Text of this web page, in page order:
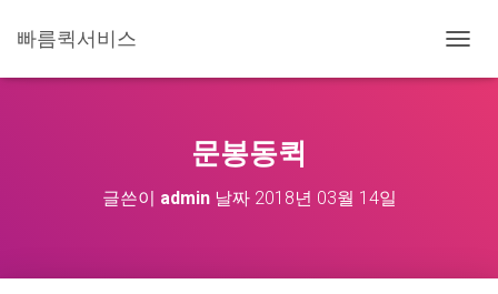
빠름퀵서비스
비
문봉동퀵
글쓴이 admin날짜 2018년 03월 14일